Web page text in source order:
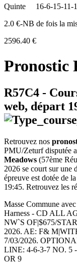
Quinte
16-6-15-11-
2.0 €-NB de fois la
2596.40 €
Pronostic
R57C4 -
web, départ
Retrouvez nos
PMU/Zeturf disputée
Meadows (57ème
2026 se court sur une
épreuve est dotée de
19:45. Retrouvez les
Masse Commune
Harness - CD ALL
NW`S OF|$675/
2026. AE: F&
7/03/2026.
LINE: 4-6-3-7 NO. 5
OR 9